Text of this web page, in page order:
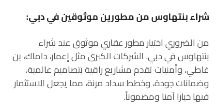
شراء بنتهاوس من مطورين موثوقين في دبي:
من الضروري اختيار مطور عقاري موثوق عند شراء
بنتهاوس في دبي. الشركات الكبرى مثل إعمار، داماك، بن
غاطي، وأمنيات تقدم مشاريع راقية بتصاميم عالمية،
وضمانات جودة، وخطط سداد مرنة، مما يجعل الاستثمار
فيها خيارا آمنا ومضموناً.